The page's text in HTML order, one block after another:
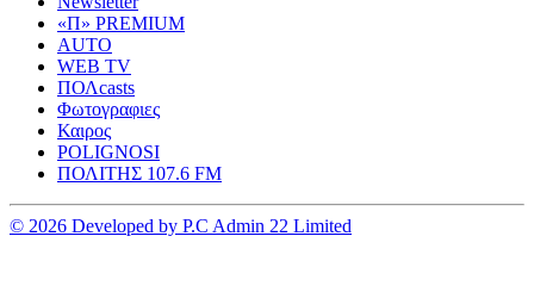
«Π» PREMIUM
AUTO
WEB TV
ΠΟΛcasts
Φωτογραφιες
Καιρος
POLIGNOSI
ΠΟΛΙΤΗΣ 107.6 FM
© 2026 Developed by P.C Admin 22 Limited